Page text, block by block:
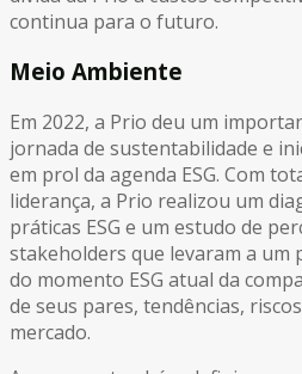
continua para o futuro.
Meio Ambiente
Em 2022, a Prio deu um
jornada de sustentabilidade e
em prol da agenda ESG. Com
liderança, a Prio realizou um
práticas ESG e um estudo de
stakeholders que levaram a
do momento ESG atual da
de seus pares, tendências,
mercado.